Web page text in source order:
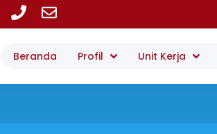
Beranda Profil Unit Kerja